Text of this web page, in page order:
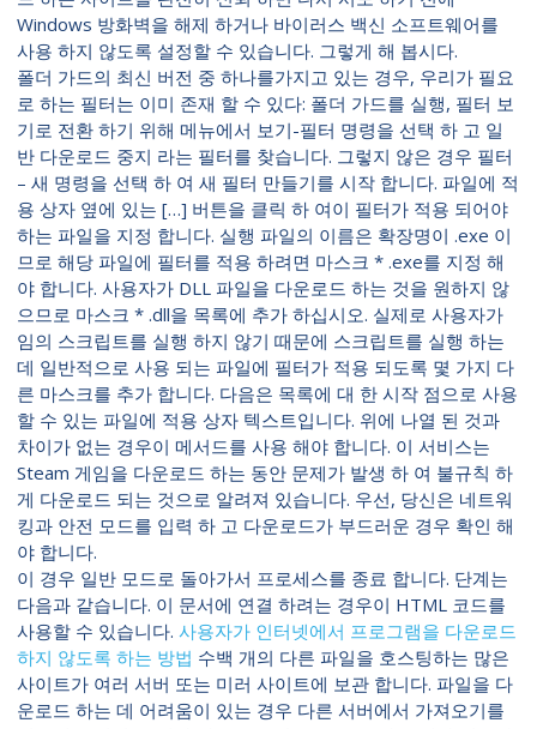
Windows 방화벽을 해제 하거나 바이러스 백신 소프트웨어를
사용 하지 않도록 설정할 수 있습니다. 그렇게 해 봅시다.
폴더 가드의 최신 버전 중 하나를가지고 있는 경우, 우리가 필요
로 하는 필터는 이미 존재 할 수 있다: 폴더 가드를 실행, 필터 보
기로 전환 하기 위해 메뉴에서 보기-필터 명령을 선택 하 고 일
반 다운로드 중지 라는 필터를 찾습니다. 그렇지 않은 경우 필터
– 새 명령을 선택 하 여 새 필터 만들기를 시작 합니다. 파일에 적
용 상자 옆에 있는 […] 버튼을 클릭 하 여이 필터가 적용 되어야
하는 파일을 지정 합니다. 실행 파일의 이름은 확장명이 .exe 이
므로 해당 파일에 필터를 적용 하려면 마스크 * .exe를 지정 해
야 합니다. 사용자가 DLL 파일을 다운로드 하는 것을 원하지 않
으므로 마스크 * .dll을 목록에 추가 하십시오. 실제로 사용자가
임의 스크립트를 실행 하지 않기 때문에 스크립트를 실행 하는
데 일반적으로 사용 되는 파일에 필터가 적용 되도록 몇 가지 다
른 마스크를 추가 합니다. 다음은 목록에 대 한 시작 점으로 사용
할 수 있는 파일에 적용 상자 텍스트입니다. 위에 나열 된 것과
차이가 없는 경우이 메서드를 사용 해야 합니다. 이 서비스는
Steam 게임을 다운로드 하는 동안 문제가 발생 하 여 불규칙 하
게 다운로드 되는 것으로 알려져 있습니다. 우선, 당신은 네트워
킹과 안전 모드를 입력 하 고 다운로드가 부드러운 경우 확인 해
야 합니다.
이 경우 일반 모드로 돌아가서 프로세스를 종료 합니다. 단계는
다음과 같습니다. 이 문서에 연결 하려는 경우이 HTML 코드를
사용할 수 있습니다. 사용자가 인터넷에서 프로그램을 다운로드
하지 않도록 하는 방법 수백 개의 다른 파일을 호스팅하는 많은
사이트가 여러 서버 또는 미러 사이트에 보관 합니다. 파일을 다
운로드 하는 데 어려움이 있는 경우 다른 서버에서 가져오기를